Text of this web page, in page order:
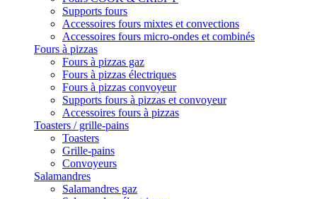
Supports fours
Accessoires fours mixtes et convections
Accessoires fours micro-ondes et combinés
Fours à pizzas
Fours à pizzas gaz
Fours à pizzas électriques
Fours à pizzas convoyeur
Supports fours à pizzas et convoyeur
Accessoires fours à pizzas
Toasters / grille-pains
Toasters
Grille-pains
Convoyeurs
Salamandres
Salamandres gaz